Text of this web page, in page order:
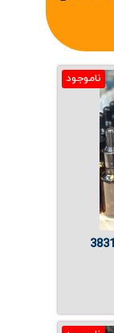
ناموجود